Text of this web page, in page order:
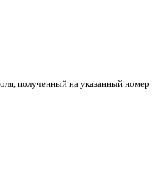
полученный на указанный номер